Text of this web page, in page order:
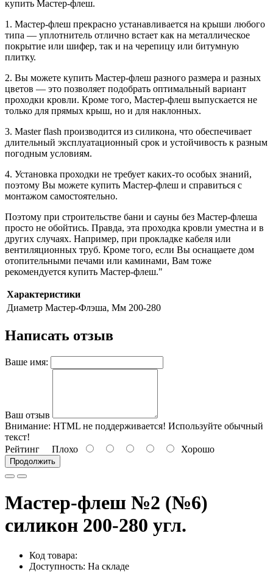
купить Мастер-флеш.
1. Мастер-флеш прекрасно устанавливается на крыши любого
типа — уплотнитель отлично встает как на металлическое
покрытие или шифер, так и на черепицу или битумную
плитку.
2. Вы можете купить Мастер-флеш разного размера и разных
цветов — это позволяет подобрать оптимальный вариант
проходки кровли. Кроме того, Мастер-флеш выпускается не
только для прямых крыш, но и для наклонных.
3. Master flash производится из силикона, что обеспечивает
длительный эксплуатационный срок и устойчивость к разным
погодным условиям.
4. Установка проходки не требует каких-то особых знаний,
поэтому Вы можете купить Мастер-флеш и справиться с
монтажом самостоятельно.
Поэтому при строительстве бани и сауны без Мастер-флеша
просто не обойтись. Правда, эта проходка кровли уместна и в
других случаях. Например, при прокладке кабеля или
вентиляционных труб. Кроме того, если Вы оснащаете дом
отопительными печами или каминами, Вам тоже
рекомендуется купить Мастер-флеш."
Характеристики
Диаметр Мастер-Флэша, Мм 200-280
Написать отзыв
Ваше имя:
Ваш отзыв
Внимание: HTML не поддерживается! Используйте обычный
текст!
Рейтинг Плохо Хорошо
Продолжить
Мастер-флеш №2 (№6)
силикон 200-280 угл.
Код товара:
Доступность: На складе